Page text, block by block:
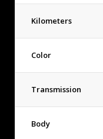
Kilometers
Color
Transmission
Body